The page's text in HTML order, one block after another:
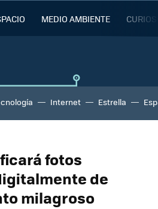
MEDIO AMBIENTE
Internet Estrella
fotos
de
milagroso